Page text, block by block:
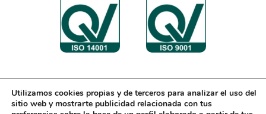
Aviso Legal Condiciones Generales Diseño Web
Utilizamos cookies propias y de terceros para analizar el uso del
sitio web y mostrarte publicidad relacionada con tus